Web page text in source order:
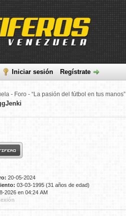
Iniciar sesión Regístrate
- Foro - “La pasión del fútbol en tus manos”
20-05-2024
03-03-1995 (31 años de edad)
2026 en 04:24 AM